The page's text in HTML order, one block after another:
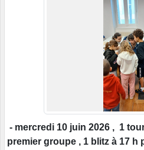
- mercredi 10 juin 2026 , 1
premier groupe , 1 blitz à 17 h